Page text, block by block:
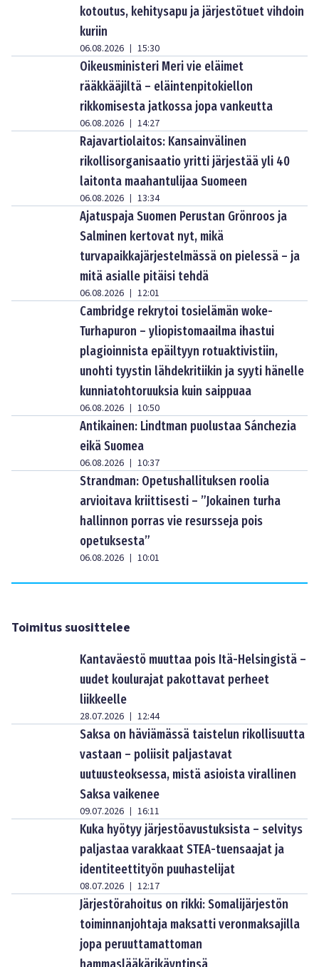
kotoutus, kehitysapu ja järjestötuet vihdoin
kuriin
06.08.2026 | 15:30
Oikeusministeri Meri vie eläimet
rääkkääjiltä – eläintenpitokiellon
rikkomisesta jatkossa jopa vankeutta
06.08.2026 | 14:27
Rajavartiolaitos: Kansainvälinen
rikollisorganisaatio yritti järjestää yli 40
laitonta maahantulijaa Suomeen
06.08.2026 | 13:34
Ajatuspaja Suomen Perustan Grönroos ja
Salminen kertovat nyt, mikä
turvapaikkajärjestelmässä on pielessä – ja
mitä asialle pitäisi tehdä
06.08.2026 | 12:01
Cambridge rekrytoi tosielämän woke-
Turhapuron – yliopistomaailma ihastui
plagioinnista epäiltyyn rotuaktivistiin,
unohti tyystin lähdekritiikin ja syyti hänelle
kunniatohtoruuksia kuin saippuaa
06.08.2026 | 10:50
Antikainen: Lindtman puolustaa Sánchezia
eikä Suomea
06.08.2026 | 10:37
Strandman: Opetushallituksen roolia
arvioitava kriittisesti – ”Jokainen turha
hallinnon porras vie resursseja pois
opetuksesta”
06.08.2026 | 10:01
Toimitus suosittelee
Kantaväestö muuttaa pois Itä-Helsingistä –
uudet koulurajat pakottavat perheet
liikkeelle
28.07.2026 | 12:44
Saksa on häviämässä taistelun rikollisuutta
vastaan – poliisit paljastavat
uutuusteoksessa, mistä asioista virallinen
Saksa vaikenee
09.07.2026 | 16:11
Kuka hyötyy järjestöavustuksista – selvitys
paljastaa varakkaat STEA-tuensaajat ja
identiteettityön puuhastelijat
08.07.2026 | 12:17
Järjestörahoitus on rikki: Somalijärjestön
toiminnanjohtaja maksatti veronmaksajilla
jopa peruuttamattoman